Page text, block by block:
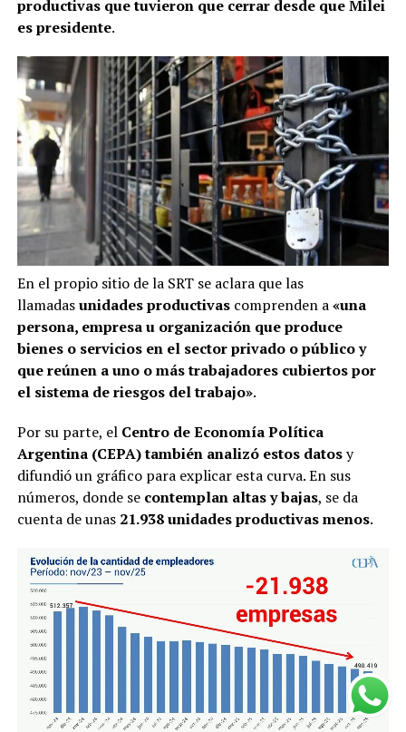
productivas que tuvieron que cerrar desde que Milei
es presidente.
En el propio sitio de la SRT se aclara que las
llamadasunidades productivascomprenden a«una
persona, empresa u organización que produce
bienes o servicios en el sector privado o público y
que reúnen a uno o más trabajadores cubiertos por
el sistema de riesgos del trabajo».
Por su parte, el Centro de Economía Política
Argentina (CEPA) también analizó estos datosy
difundió un gráfico para explicar esta curva. En sus
números, donde se contemplan altas y bajas, se da
cuenta de unas 21.938 unidades productivas menos.